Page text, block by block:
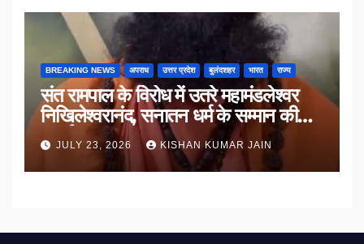
BREAKING NEWS अपराध उत्तर प्रदेश बुलंदशहर भारत राज्य
संत रामपाल के विरोध में उतरे महामंडलेश्वर
निखिलेश्वरानंद, सनातन धर्म के सम्मान की
उठाई मांग
JULY 23, 2026 KISHAN KUMAR JAIN